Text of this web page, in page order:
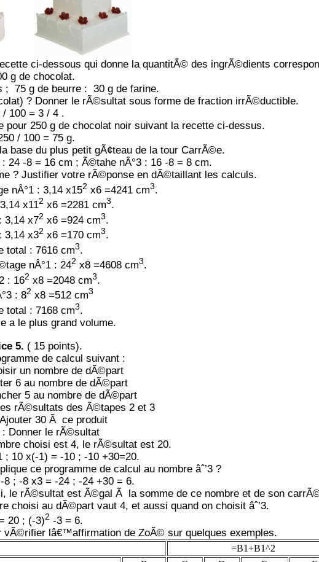
ci-dessous qui donne la quantitÃ© des ingrÃ©dients
g de chocolat.
; 75 g de beurre : 30 g de farine.
? Donner le rÃ©sultat sous forme de fraction irrÃ©ductible.
/ 100 = 3 / 4 .
250 g de chocolat noir suivant la recette ci-dessus.
/ 100 = 75 g.
base du plus petit gÃ¢teau de la tour CarrÃ©e.
24 -8 = 16 cm ; Ã©tahe nÂ°3 : 16 -8 = 8 cm.
? Justifier votre rÃ©ponse en dÃ©taillant les calculs.
nÂ°1 : 3,14 x152 x6 =4241 cm3.
3,14 x112 x6 =2281 cm3.
3,14 x72 x6 =924 cm3.
3,14 x32 x6 =170 cm3.
total : 7616 cm3.
nÂ°1 : 242 x8 =4608 cm3.
: 162 x8 =2048 cm3.
: 82 x8 =512 cm3
total : 7168 cm3.
a le plus grand volume.
5. ( 15 points).
de calcul suivant :
un nombre de dÃ©part
6 au nombre de dÃ©part
5 au nombre de dÃ©part
rÃ©sultats des Ã©tapes 2 et 3
30 Ã ce produit
Donner le rÃ©sultat
choisi est 4, le rÃ©sultat est 20.
; 10 x(-1) = -10 ; -10 +30=20.
ce programme de calcul au nombre âˆ’3 ?
; -8 x3 = -24 ; -24 +30 = 6.
le rÃ©sultat est Ã©gal Ã la somme de ce nombre et de son
choisi au dÃ©part vaut 4, et aussi quand on choisit âˆ’3.
20 ; (-3)2 -3 = 6.
lâ€™affirmation de ZoÃ© sur quelques exemples.
=B1+B1^2